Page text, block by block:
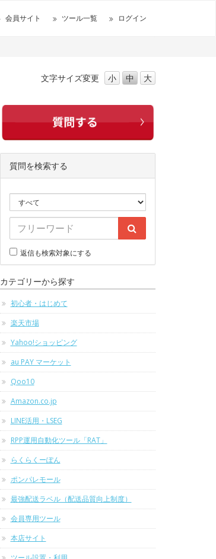
会員サイト ツール一覧 ログイン
文字サイズ変更 小 中 大
質問を検索する
返信も検索対象にする
カテゴリーから探す
初心者・はじめて
楽天市場
Yahoo!ショッピング
au PAY マーケット
Qoo10
Amazon.co.jp
LINE活用・LSEG
RPP運用自動化ツール「RAT」
らくらくーぽん
ポンパレモール
最強配送ラベル（配送品質向上制度）
会員専用ツール
本店サイト